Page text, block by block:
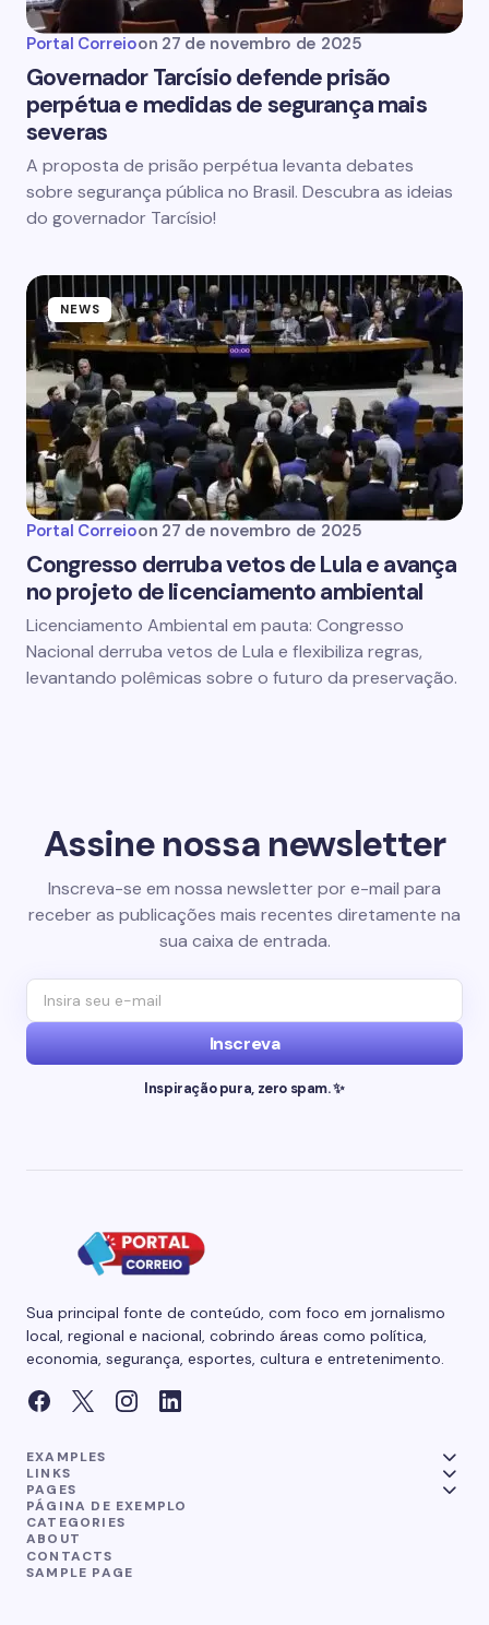
Portal Correioon 27 de novembro de 2025
Governador Tarcísio defende prisão
perpétua e medidas de segurança mais
severas
A proposta de prisão perpétua levanta debates
sobre segurança pública no Brasil. Descubra as ideias
do governador Tarcísio!
NEWS
Portal Correioon 27 de novembro de 2025
Congresso derruba vetos de Lula e avança
no projeto de licenciamento ambiental
Licenciamento Ambiental em pauta: Congresso
Nacional derruba vetos de Lula e flexibiliza regras,
levantando polêmicas sobre o futuro da preservação.
Assine nossa newsletter
Inscreva-se em nossa newsletter por e-mail para
receber as publicações mais recentes diretamente na
sua caixa de entrada.
Inscreva
Inspiração pura, zero spam. ✨
Sua principal fonte de conteúdo, com foco em jornalismo
local, regional e nacional, cobrindo áreas como política,
economia, segurança, esportes, cultura e entretenimento.
EXAMPLES
LINKS
PAGES
PÁGINA DE EXEMPLO
CATEGORIES
ABOUT
CONTACTS
SAMPLE PAGE